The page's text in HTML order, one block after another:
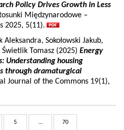
Policy Drives Growth in Less
Międzynarodowe –
2025, 5(11).
Aleksandra, Sokołowski Jakub,
Tomasz (2025) Energy
Understanding housing
through dramaturgical
Journal of the Commons 19(1),
5 ... 70